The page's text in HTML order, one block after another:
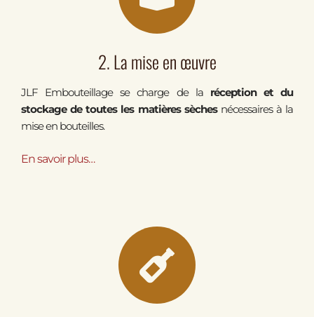
2. La mise en œuvre
JLF Embouteillage se charge de la réception et du
stockage de toutes les matières sèchesnécessaires à la
mise en bouteilles.
En savoirplus…